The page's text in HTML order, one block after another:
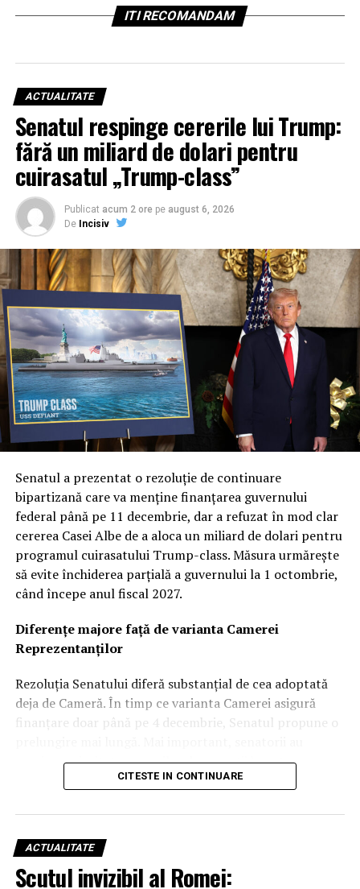
ITI RECOMANDAM
ACTUALITATE
Senatul respinge cererile lui Trump:
fără un miliard de dolari pentru
cuirasatul „Trump-class”
Publicat acum 2 ore pe august 6, 2026
De Incisiv
Senatul a prezentat o rezoluție de continuare
bipartizană care va menține finanțarea guvernului
federal până pe 11 decembrie, dar a refuzat în mod clar
cererea Casei Albe de a aloca un miliard de dolari pentru
programul cuirasatului Trump-class. Măsura urmărește
să evite închiderea parțială a guvernului la 1 octombrie,
când începe anul fiscal 2027.
Diferențe majore față de varianta Camerei
Reprezentanților
Rezoluția Senatului diferă substanțial de cea adoptată
deja de Cameră. În timp ce varianta Camerei asigură
finanțare doar până pe 4 decembrie, Senatul propune o
respins majoritatea cererilor de excepții bugetare
(anomalii) solicitate de Pentagon, în special cele legate
Respingerea finanțării pentru cuirasatul Trump-
class
CITESTE IN CONTINUARE
ACTUALITATE
Scutul invizibil al Romei: